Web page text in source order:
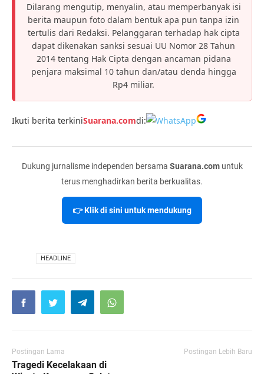
Dilarang mengutip, menyalin, atau memperbanyak isi
berita maupun foto dalam bentuk apa pun tanpa izin
tertulis dari Redaksi. Pelanggaran terhadap hak cipta
dapat dikenakan sanksi sesuai UU Nomor 28 Tahun
2014 tentang Hak Cipta dengan ancaman pidana
penjara maksimal 10 tahun dan/atau denda hingga
Rp4 miliar.
Ikuti berita terkiniSuarana.comdi:
Dukung jurnalisme independen bersama Suarana.comuntuk
terus menghadirkan berita berkualitas.
👉 Klik di sini untuk mendukung
HEADLINE
Postingan Lama
Tragedi Kecelakaan di
Postingan Lebih Baru